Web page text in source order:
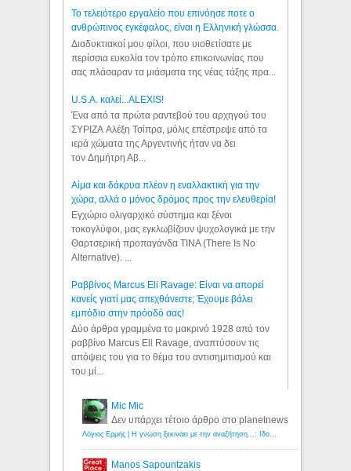
Το τελειότερο εργαλείο που επινόησε ποτε ο
ανθρώπινος εγκέφαλος, είναι η Ελληνική γλώσσα.
Διαδυκτιακοί μου φίλοι, που υιοθετίσατε με
περίσσια ευκολία τον τρόπο επικοινωνίας που
σας πλάσαραν τα μιάσματα της νέας τάξης πρα...
U.S.A. καλεί...ALEXIS!
Ένα από τα πρώτα ραντεβού του αρχηγού του
ΣΥΡΙΖΑ Αλέξη Τσίπρα, μόλις επέστρεψε από τα
ιερά χώματα της Αργεντινής ήταν να δει
τον Δημήτρη Αβ...
Αίμα και δάκρυα πλέον η εναλλακτική για την
χώρα, αλλά ο μόνος δρόμος προς την ελευθερία!
Εγχώριο ολιγαρχικό σύστημα και ξένοι
τοκογλύφοι, μας εγκλωβίζουν ψυχολογικά με την
Θαρτσερική προπαγάνδα TINA (There Is No
Alternative). ...
Ραββίνος Marcus Eli Ravage: Είναι να απορεί
κανείς γιατί μας απεχθάνεστε; Έχουμε βάλει
εμπόδιο στην πρόοδό σας!
Δύο άρθρα γραμμένα το μακρινό 1928 από τον
ραββίνο Marcus Eli Ravage, αναπτύσουν τις
απόψεις του για το θέμα του αντισημιτισμού και
του μί...
Mic Mic
Δεν υπάρχει τέτοιο άρθρο στο planetnews
Manos Sapountzakis